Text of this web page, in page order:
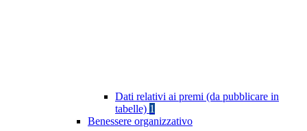
Dati relativi ai premi (da pubblicare in
tabelle) 1
Benessere organizzativo